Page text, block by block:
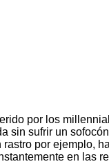
por los
sin sufrir un
por ejemplo,
en las